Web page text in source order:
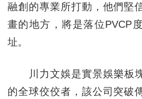
融創的專業所打動，他們堅
畫的地方，將是落位PVCP
址。
川力文娛是實景娛樂板
的全球佼佼者，該公司突破